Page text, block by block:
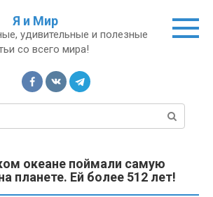
Я и Мир
удивительные и полезные
со всего мира!
о
к
:
океане поймали самую
планете. Ей более 512 лет!